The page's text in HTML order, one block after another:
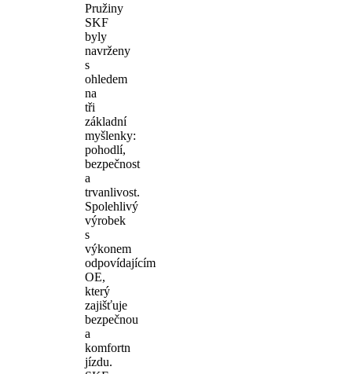
Pružiny
SKF
byly
navrženy
s
ohledem
na
tři
základní
myšlenky:
pohodlí,
bezpečnost
a
trvanlivost.
Spolehlivý
výrobek
s
výkonem
odpovídajícím
OE,
který
zajišťuje
bezpečnou
a
komfortn
jízdu.